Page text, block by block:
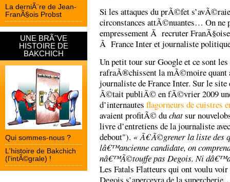
La derniÃ¨re de Jean-
FranÃ§ois Probst
UNE BRÃˆVE
HISTOIRE DE
BAKCHICH
Qui sommes-nous ?
L'histoire de Bakchich
(l'intÃ©grale) !
Si les attaques du prÃ©fet
circonstances attÃ©nuantes… On ne
empressement Ã recruter
Ã France Inter et journaliste
Un petit tour sur Google et ce sont
rafraÃ®chissent la mÃ©moire quant
journaliste de France Inter. Sur le
Ã©tait publiÃ© en fÃ©vrier 2009 une
d’internautes flagorneurs de cuistres
avaient profitÃ© duchatsur
livre d’entretiens de la journaliste
debout"). « Ã€ Ã©grener la liste des
lâ€™ancienne candidate, on
nâ€™Ã©touffe pas Degois. Ni
Les Fatals Flatteurs qui ont voulu